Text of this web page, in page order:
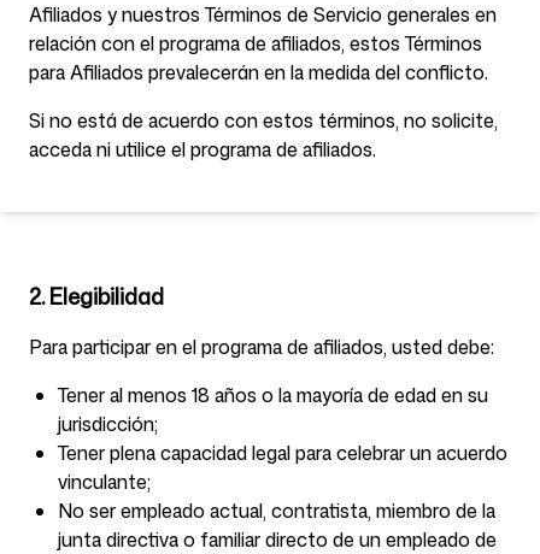
FAQ
Iniciar sesión Regístrate
Síguenos
Afiliados y nuestros Términos de Servicio generales en
relación con el programa de afiliados, estos Términos
para Afiliados prevalecerán en la medida del conflicto.
Si no está de acuerdo con estos términos, no solicite,
acceda ni utilice el programa de afiliados.
2. Elegibilidad
Para participar en el programa de afiliados, usted debe:
Tener al menos 18 años o la mayoría de edad en su
jurisdicción;
Tener plena capacidad legal para celebrar un acuerdo
vinculante;
No ser empleado actual, contratista, miembro de la
junta directiva o familiar directo de un empleado de